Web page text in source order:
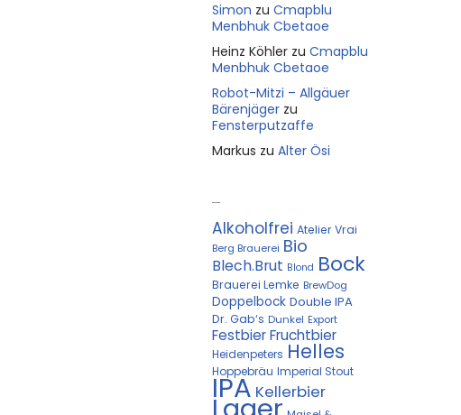
Simon zu Cmapblu
Menbhuk Cbetaoe
Heinz Köhler zu Cmapblu
Menbhuk Cbetaoe
Robot-Mitzi – Allgäuer
Bärenjäger zu
Fensterputzaffe
Markus zu Alter Ösi
Alkoholfrei Atelier Vrai
Berg Brauerei Bio
Blech.Brut Blond Bock
Brauerei Lemke BrewDog
Doppelbock Double IPA
Dr. Gab‘s Dunkel Export
FestbierFruchtbier
Heidenpeters Helles
Hoppebräu Imperial Stout
IPA Kellerbier